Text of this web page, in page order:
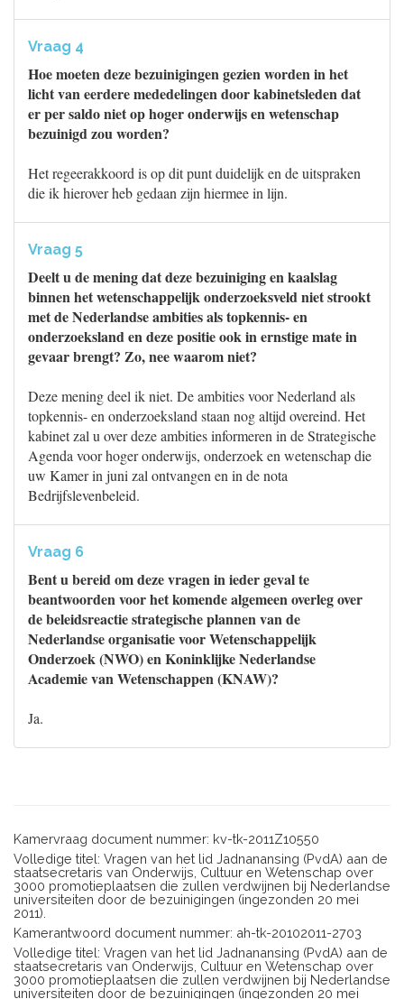
Vraag 4
Hoe moeten deze bezuinigingen gezien worden in het
licht van eerdere mededelingen door kabinetsleden dat
er per saldo niet op hoger onderwijs en wetenschap
bezuinigd zou worden?
Het regeerakkoord is op dit punt duidelijk en de uitspraken
die ik hierover heb gedaan zijn hiermee in lijn.
Vraag 5
Deelt u de mening dat deze bezuiniging en kaalslag
binnen het wetenschappelijk onderzoeksveld niet strookt
met de Nederlandse ambities als topkennis- en
onderzoeksland en deze positie ook in ernstige mate in
gevaar brengt? Zo, nee waarom niet?
Deze mening deel ik niet. De ambities voor Nederland als
topkennis- en onderzoeksland staan nog altijd overeind. Het
kabinet zal u over deze ambities informeren in de Strategische
Agenda voor hoger onderwijs, onderzoek en wetenschap die
uw Kamer in juni zal ontvangen en in de nota
Bedrijfslevenbeleid.
Vraag 6
Bent u bereid om deze vragen in ieder geval te
beantwoorden voor het komende algemeen overleg over
de beleidsreactie strategische plannen van de
Nederlandse organisatie voor Wetenschappelijk
Onderzoek (NWO) en Koninklijke Nederlandse
Academie van Wetenschappen (KNAW)?
Ja.
Kamervraag document nummer: kv-tk-2011Z10550
Volledige titel: Vragen van het lid Jadnanansing (PvdA) aan de
staatsecretaris van Onderwijs, Cultuur en Wetenschap over
3000 promotieplaatsen die zullen verdwijnen bij Nederlandse
universiteiten door de bezuinigingen (ingezonden 20 mei
2011).
Kamerantwoord document nummer: ah-tk-20102011-2703
Volledige titel: Vragen van het lid Jadnanansing (PvdA) aan de
staatsecretaris van Onderwijs, Cultuur en Wetenschap over
3000 promotieplaatsen die zullen verdwijnen bij Nederlandse
universiteiten door de bezuinigingen (ingezonden 20 mei